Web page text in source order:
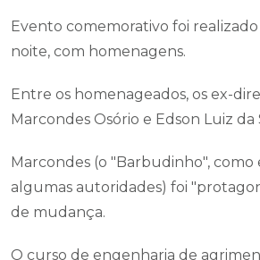
Evento comemorativo foi realizado
noite, com homenagens.
Entre os homenageados, os ex-
Marcondes Osório e Edson Luiz da
Marcondes (o "Barbudinho", como
algumas autoridades) foi
de mudança.
O curso de engenharia de